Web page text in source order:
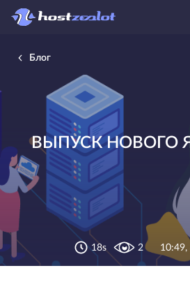
Блог
ВЫПУСК НОВОГО
18s 2 10:49,